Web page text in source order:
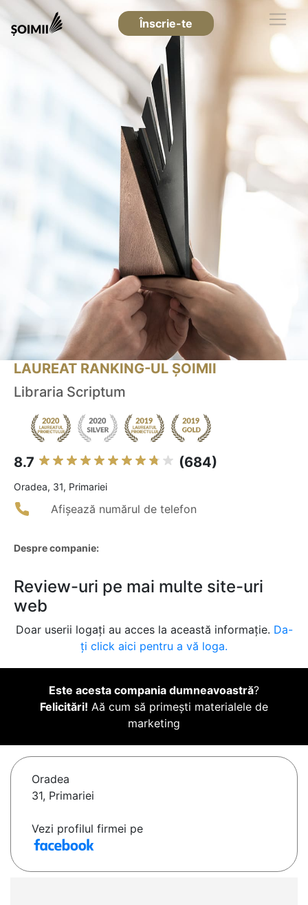
Înscrie-te
LAUREAT RANKING-UL ȘOIMII
Libraria Scriptum
8.7 (684)
Oradea, 31, Primariei
Afișează numărul de telefon
Despre companie:
Review-uri pe mai multe site-uri
web
Doar userii logați au acces la această informație. Da-
ți click aici pentru a vă loga.
Este acesta compania dumneavoastră?
Felicitări! Aă cum să primești materialele de
marketing
Oradea
31, Primariei
Vezi profilul firmei pe